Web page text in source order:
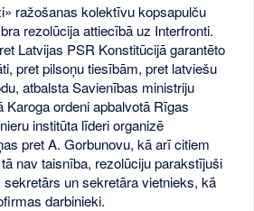
ražošanas kolektīvu kopsapulču
rezolūcija attiecībā uz Interfronti.
Latvijas PSR Konstitūcijā garantēto
pret pilsoņu tiesībām, pret latviešu
atbalsta Savienības ministriju
ordeni apbalvotā Rīgas
institūta līderi organizē
pret A. Gorbunovu, kā arī citiem
nav taisnība, rezolūciju parakstījuši
un sekretāra vietnieks, kā
darbinieki.